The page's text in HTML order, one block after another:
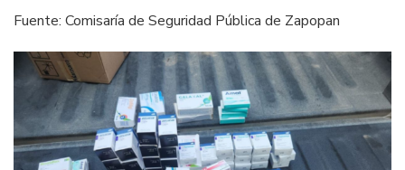
Fuente: Comisaría de Seguridad Pública de Zapopan